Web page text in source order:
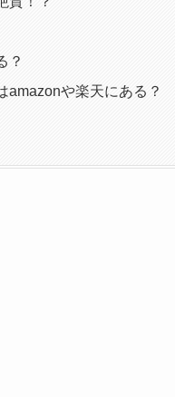
？
amazonや楽天にある？